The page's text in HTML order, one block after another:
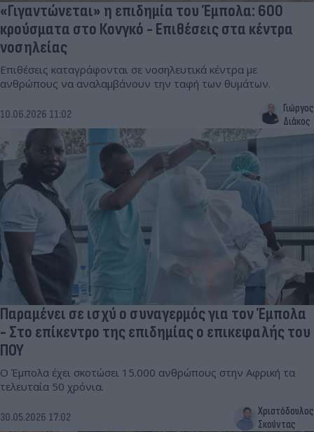
«Γιγαντώνεται» η επιδημία του Έμπολα: 600
κρούσματα στο Κονγκό - Επιθέσεις στα κέντρα
νοσηλείας
Επιθέσεις καταγράφονται σε νοσηλευτικά κέντρα με
ανθρώπους να αναλαμβάνουν την ταφή των θυμάτων.
10.06.2026 11:02
Γιώργος
Διάκος
Παραμένει σε ισχύ ο συναγερμός για τον Έμπολα
- Στο επίκεντρο της επιδημίας ο επικεφαλής του
ΠΟΥ
Ο Έμπολα έχει σκοτώσει 15.000 ανθρώπους στην Αφρική τα
τελευταία 50 χρόνια.
30.05.2026 17:02
Χριστόδουλος
Σκούντας